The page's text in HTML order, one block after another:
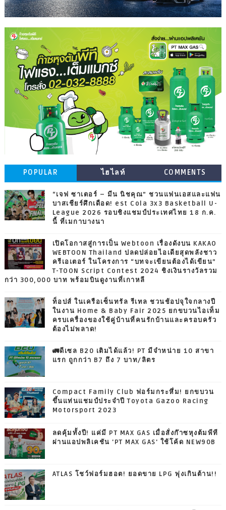
POPULAR ไฮไลท์ COMMENTS
“เจฟ ซาเตอร์ – มีน นิชคุณ” ชวนแฟนเอสและแฟน
บาสเชียร์ศึกเดือด! est Cola 3x3 Basketball U-
League 2026 รอบชิงแชมป์ประเทศไทย 18 ก.ค.
นี้ ที่เมกาบางนา
เปิดโอกาสสู่การเป็น Webtoon เรื่องดังบน KAKAO
WEBTOON Thailand ปลดปล่อยไอเดียสุดพลังชาว
ครีเอเตอร์ ในโครงการ “บทจะเขียนต้องได้เขียน”
T-TOON Script Contest 2024 ชิงเงินรางวัลรวม
กว่า 300,000 บาท พร้อมบินดูงานที่เกาหลี
ท็อปส์ ในเครือเซ็นทรัล รีเทล ชวนช้อปจุใจกลางปี
ในงาน Home & Baby Fair 2025 ยกขบวนไอเท็ม
ครบเครื่องของใช้คู่บ้านที่คนรักบ้านและครอบครัว
ต้องไม่พลาด!
🚛ดีเซล B20 เติมได้แล้ว! PT มีจำหน่าย 10 สาขา
แรก ถูกกว่า B7 ถึง 7 บาท/ลิตร
Compact Family Club ฟอร์มกระหึ่ม! ยกขบวน
ขึ้นแท่นแชมป์ประจำปี Toyota Gazoo Racing
Motorsport 2023
ลดคุ้มทั้งปี! แค่มี PT MAX GAS เมื่อสั่งก๊าซหุงต้มพีที
ผ่านแอปพลิเคชัน 'PT MAX GAS' ใช้โค้ด NEW90B
ATLAS โชว์ฟอร์มฮอต! ยอดขาย LPG พุ่งเกินต้าน!!